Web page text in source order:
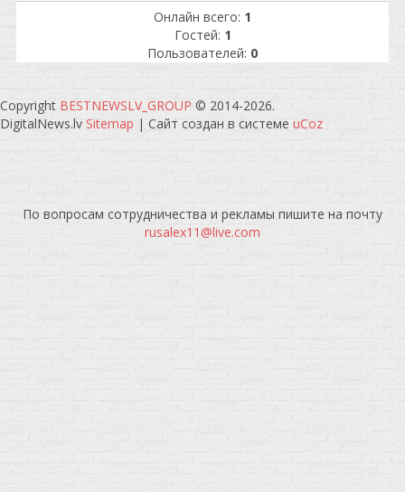
Онлайн всего: 1
Гостей: 1
Пользователей: 0
Copyright BESTNEWSLV_GROUP © 2014-2026.
DigitalNews.lv Sitemap | Сайт создан в системе uCoz
По вопросам сотрудничества и рекламы пишите на почту
rusalex11@live.com